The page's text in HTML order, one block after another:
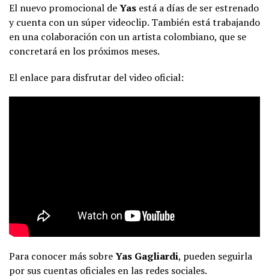
El nuevo promocional deYas está a días de ser estrenado
y cuenta con un súper videoclip. También está trabajando
en una colaboración con un artista colombiano, que se
concretará en los próximos meses.
El enlace para disfrutar del video oficial:
Para conocer más sobreYas Gagliardi, pueden seguirla
por sus cuentas oficiales en las redes sociales.